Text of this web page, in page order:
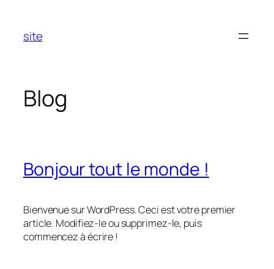
contenu
site
Blog
Bonjour tout le monde !
Bienvenue sur WordPress. Ceci est votre premier
article. Modifiez-le ou supprimez-le, puis
commencez à écrire !